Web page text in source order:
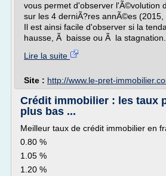
vous permet d'observer l'Ã©volution
sur les 4 derniÃ?res annÃ©es (2015,
Il est ainsi facile d'observer si la
hausse, Ã baisse ou Ã la stagnation.
Lire la suite
Site : http://www.le-pret-
Crédit immobilier : les taux
plus bas ...
Meilleur taux de crédit immobilier en
0.80 %
1.05 %
1.20 %